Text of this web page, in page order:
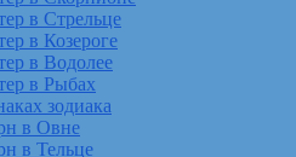
в Стрельце
в Козероге
в Водолее
в Рыбах
зодиака
в Овне
в Тельце